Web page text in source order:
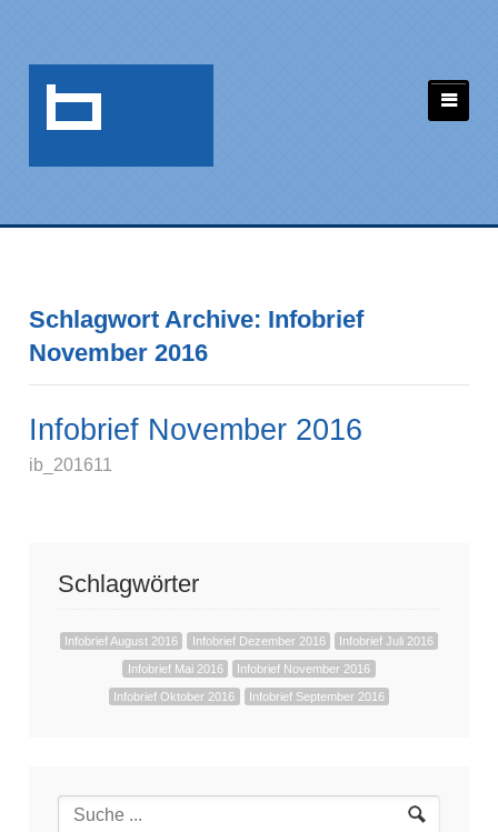
Schlagwort Archive: Infobrief
November 2016
Infobrief November 2016
ib_201611
Schlagwörter
Infobrief August 2016 Infobrief Dezember 2016 Infobrief Juli 2016
Infobrief Mai 2016 Infobrief November 2016
Infobrief Oktober 2016 Infobrief September 2016